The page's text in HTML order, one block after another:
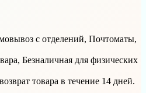
с отделений, Почтоматы,
Безналичная для физических
товара в течение 14 дней.